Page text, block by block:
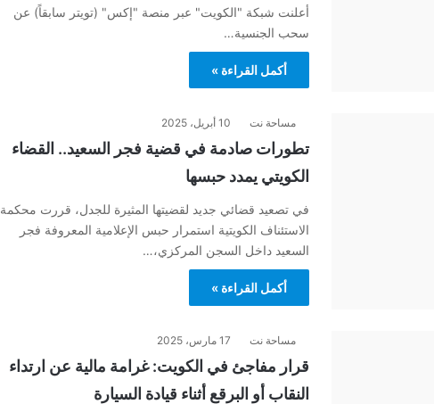
أعلنت شبكة "الكويت" عبر منصة "إكس" (تويتر سابقاً) عن
سحب الجنسية…
أكمل القراءة »
مساحة نت 10 أبريل، 2025
تطورات صادمة في قضية فجر السعيد.. القضاء
الكويتي يمدد حبسها
في تصعيد قضائي جديد لقضيتها المثيرة للجدل، قررت محكمة
الاستئناف الكويتية استمرار حبس الإعلامية المعروفة فجر
السعيد داخل السجن المركزي،…
أكمل القراءة »
مساحة نت 17 مارس، 2025
قرار مفاجئ في الكويت: غرامة مالية عن ارتداء
النقاب أو البرقع أثناء قيادة السيارة